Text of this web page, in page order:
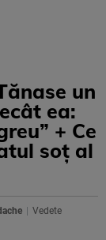
un
ea:
+ Ce
soț al
Vedete